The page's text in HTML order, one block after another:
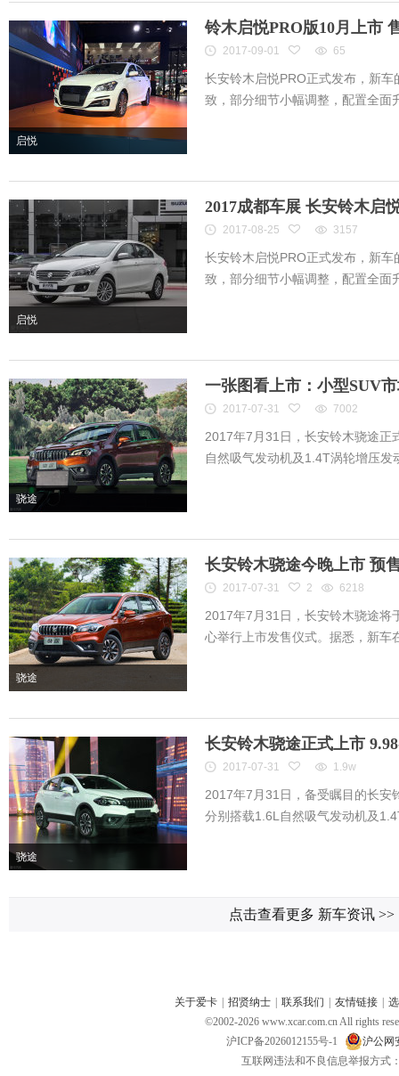
启悦
铃木启悦PRO版10月上市
2017-09-01 65
长安铃木启悦PRO正式发布，新
致，部分细节小幅调整，配置全面
启悦
2017成都车展 长安铃木启
2017-08-25 3157
长安铃木启悦PRO正式发布，新
致，部分细节小幅调整，配置全面
骁途
一张图看上市：小型SUV
2017-07-31 7002
2017年7月31日，长安铃木骁途正
自然吸气发动机及1.4T涡轮增压发
骁途
长安铃木骁途今晚上市 预
2017-07-31 2 6218
2017年7月31日，长安铃木骁途将
心举行上市发售仪式。据悉，新车
骁途
长安铃木骁途正式上市
2017-07-31 1.9w
2017年7月31日，备受瞩目的长安
分别搭载1.6L自然吸气发动机及
点击查看更多 新车资讯 >>
关于爱卡 招贤纳士 联系我们 友情链接
©2002-2026 www.xcar.com.cn All rights
沪ICP备2026012155号-1
沪公网
互联网违法和不良信息举报方式